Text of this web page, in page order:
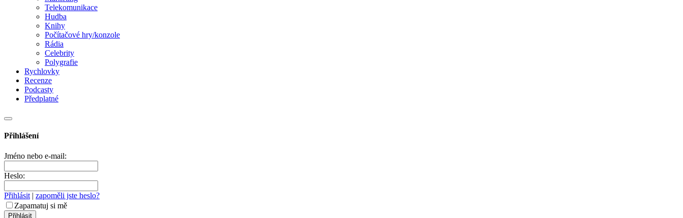
Telekomunikace
Hudba
Knihy
Počítačové hry/konzole
Rádia
Celebrity
Polygrafie
Rychlovky
Recenze
Podcasty
Předplatné
Přihlášení
Jméno nebo e-mail:
Heslo:
Přihlásit | zapoměli jste heslo?
Zapamatuj si mě